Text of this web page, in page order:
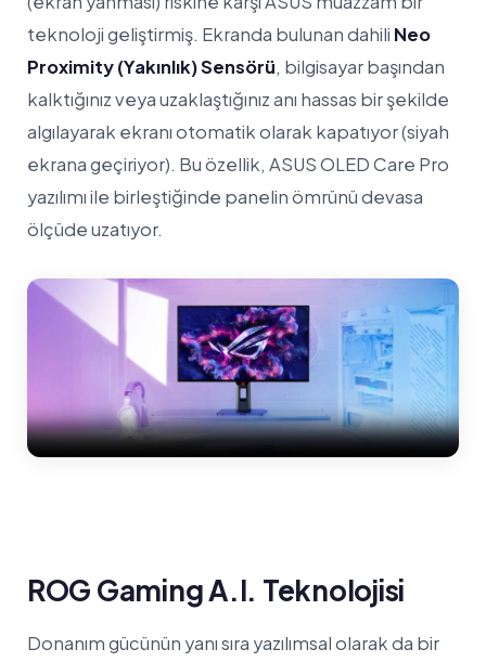
teknoloji geliştirmiş. Ekranda bulunan dahili Neo
Proximity (Yakınlık) Sensörü, bilgisayar başından
kalktığınız veya uzaklaştığınız anı hassas bir şekilde
algılayarak ekranı otomatik olarak kapatıyor (siyah
ekrana geçiriyor). Bu özellik, ASUS OLED Care Pro
yazılımı ile birleştiğinde panelin ömrünü devasa
ölçüde uzatıyor.
ROG Gaming A.I. Teknolojisi
Donanım gücünün yanı sıra yazılımsal olarak da bir